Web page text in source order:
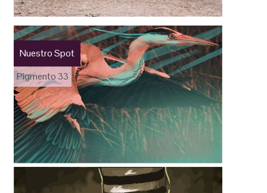
Nuestro Spot
Pigmento 33